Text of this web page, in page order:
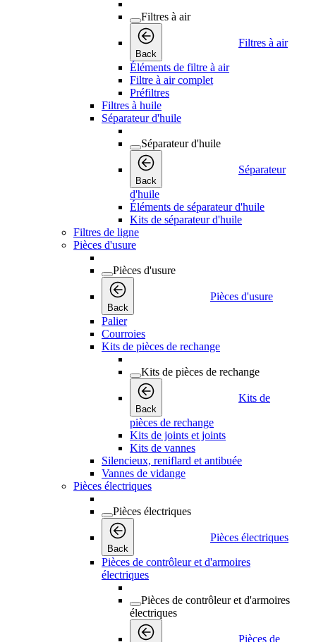
Filtres à air
Back
Filtres à air
Éléments de filtre à air
Filtre à air complet
Préfiltres
Filtres à huile
Séparateur d'huile
Séparateur d'huile
Back
Séparateur
d'huile
Éléments de séparateur d'huile
Kits de séparateur d'huile
Filtres de ligne
Pièces d'usure
Pièces d'usure
Back
Pièces d'usure
Palier
Courroies
Kits de pièces de rechange
Kits de pièces de rechange
Back
Kits de
pièces de rechange
Kits de joints et joints
Kits de vannes
Silencieux, reniflard et antibuée
Vannes de vidange
Pièces électriques
Pièces électriques
Back
Pièces électriques
Pièces de contrôleur et d'armoires
électriques
Pièces de contrôleur et d'armoires
électriques
Pièces de